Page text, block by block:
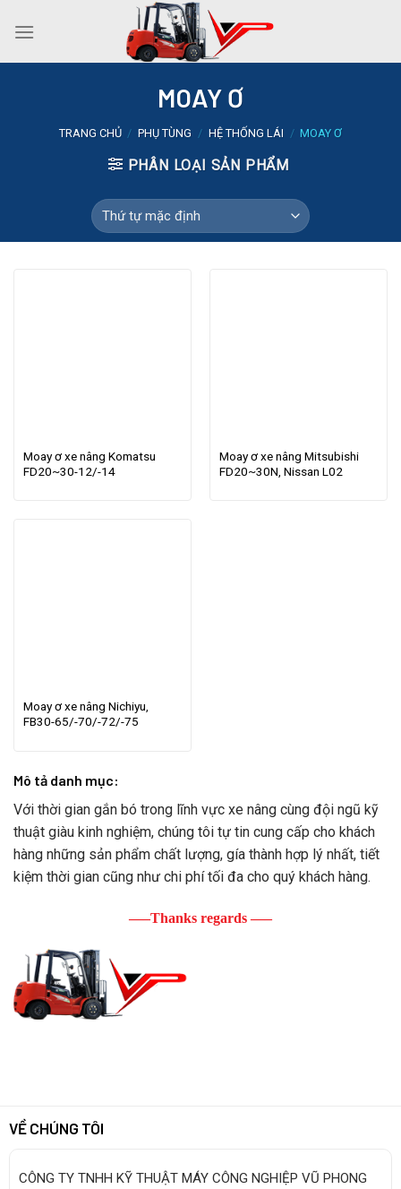
MOAY Ơ
TRANG CHỦ / PHỤ TÙNG / HỆ THỐNG LÁI / MOAY Ơ
PHÂN LOẠI SẢN PHẨM
Moay ơ xe nâng Komatsu
FD20~30-12/-14
Moay ơ xe nâng Mitsubishi
FD20~30N, Nissan L02
Moay ơ xe nâng Nichiyu,
FB30-65/-70/-72/-75
Mô tả danh mục:
Với thời gian gắn bó trong lĩnh vực xe nâng cùng đội ngũ kỹ
thuật giàu kinh nghiệm, chúng tôi tự tin cung cấp cho khách
hàng những sản phẩm chất lượng, gía thành hợp lý nhất, tiết
kiệm thời gian cũng như chi phí tối đa cho quý khách hàng.
—–Thanks regards —–
VỀ CHÚNG TÔI
CÔNG TY TNHH KỸ THUẬT MÁY CÔNG NGHIỆP VŨ PHONG